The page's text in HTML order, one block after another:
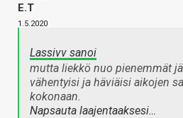
E.T
1.5.2020
Lassivv sanoi
mutta liekkö nuo pienemmät
vähentyisi ja häviäisi aikojen
kokonaan.
Napsauta laajentaaksesi…